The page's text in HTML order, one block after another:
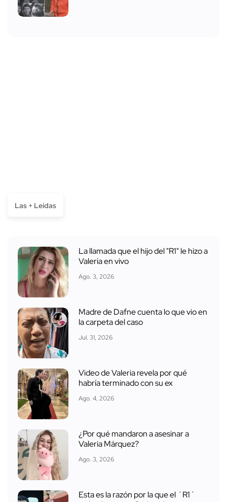
Las + Leídas
La llamada que el hijo del "R1" le hizo a
Valeria en vivo
Ago. 3, 2026
Madre de Dafne cuenta lo que vio en
la carpeta del caso
Jul. 31, 2026
Video de Valeria revela por qué
habría terminado con su ex
Ago. 4, 2026
¿Por qué mandaron a asesinar a
Valeria Márquez?
Ago. 3, 2026
Esta es la razón por la que el ´R1´